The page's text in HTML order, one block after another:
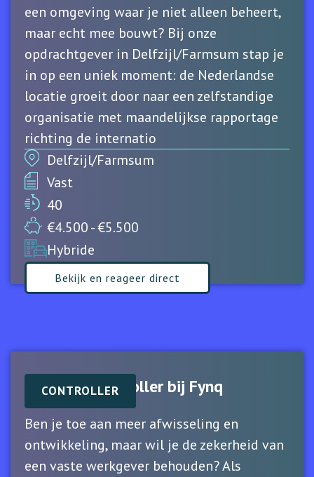
een omgeving waar je niet alleen beheert,
maar echt mee bouwt? Bij onze
opdrachtgever in Delfzijl/Farmsum stap je
in op een uniek moment: de Nederlandse
locatie groeit door naar een zelfstandige
organisatie met maandelijkse rapportage
richting de internatio
Delfzijl/Farmsum
Vast
40
€4.500 - €5.500
Hybride
Bekijk en reageer direct
CONTROLLER
Business Controller bij Fynq
Ben je toe aan meer afwisseling en
ontwikkeling, maar wil je de zekerheid van
een vaste werkgever behouden? Als